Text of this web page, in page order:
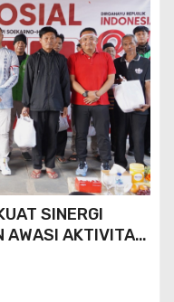
SINERGI
AWASI AKTIVITAS
UTARA